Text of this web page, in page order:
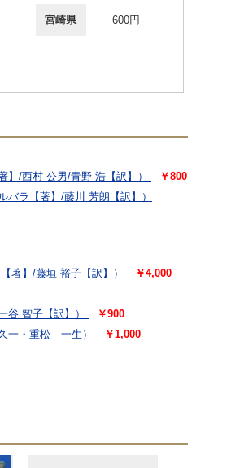
宮崎県 600円
】/西村 公男/青野 浩【訳】）
￥800
バラ【著】/藤川 芳朗【訳】）
著】/藤垣 裕子【訳】）
￥4,000
智子【訳】）
￥900
一・重松 一生）
￥1,000